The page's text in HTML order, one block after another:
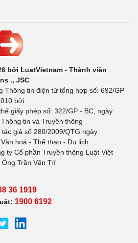
bởi LuatVietnam - Thành viên
., JSC
Thông tin điện tử tổng hợp số: 692/GP-
bởi
giấy phép số: 322/GP - BC, ngày
tin và Truyền thông
giả số 280/2009/QTG ngày
hoá - Thể thao - Du lịch
ty Cổ phần Truyền thông Luật Việt
Trần Văn Trí
36 1919
1900 6192